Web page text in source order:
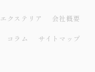
エクステリア 会社概要
コラム サイトマップ